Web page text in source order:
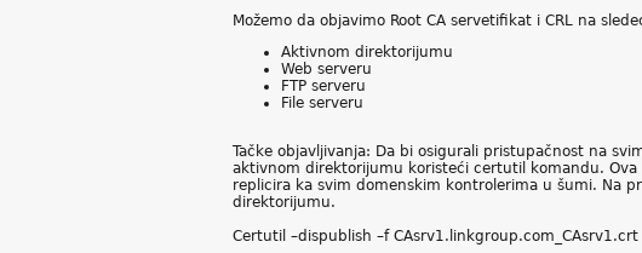
Možemo da objavimo Root CA servetifikat i CRL na
Aktivnom direktorijumu
Web serveru
FTP serveru
File serveru
Tačke objavljivanja: Da bi osigurali pristupačnost na
aktivnom direktorijumu koristeći certutil komandu.
replicira ka svim domenskim kontrolerima u šumi. Na
direktorijumu.
Certutil –dispublish –f CAsrv1.linkgroup.com_CAsrv1.crt